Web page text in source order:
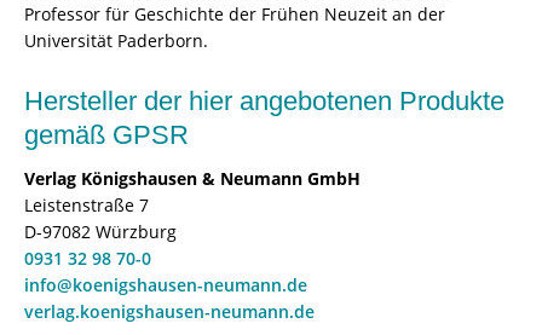
Professor für Geschichte der Frühen Neuzeit an der
Universität Paderborn.
Hersteller der hier angebotenen Produkte
gemäß GPSR
Verlag Königshausen & Neumann GmbH
Leistenstraße 7
D-97082 Würzburg
0931 32 98 70-0
info@koenigshausen-neumann.de
verlag.koenigshausen-neumann.de